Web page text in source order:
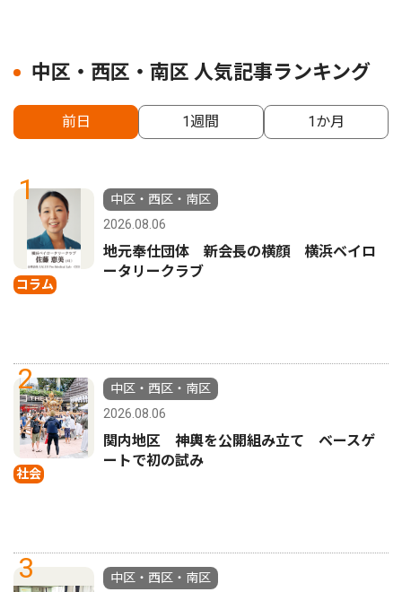
中区・西区・南区 人気記事ランキング
前日 1週間 1か月
1
コラム
中区・西区・南区
2026.08.06
地元奉仕団体 新会長の横顔 横浜ベイロ
ータリークラブ
2
社会
中区・西区・南区
2026.08.06
関内地区 神輿を公開組み立て ベースゲ
ートで初の試み
3
中区・西区・南区